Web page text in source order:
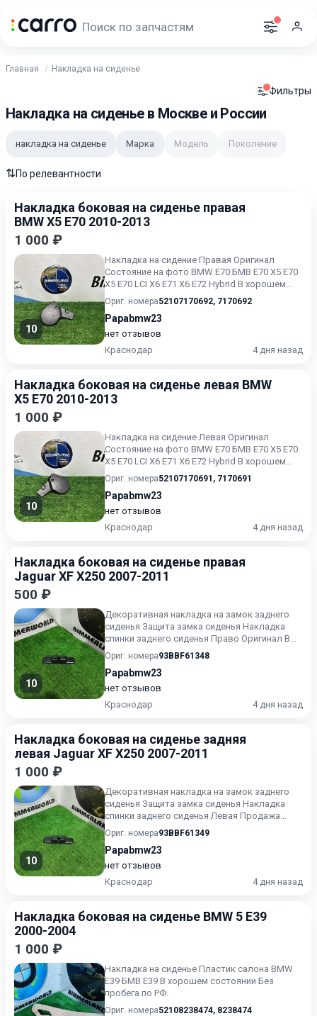
Главная Накладка на сиденье
Фильтры
Накладка на сиденье в Москве и России
накладка на сиденье Марка Модель Поколение
⇅По релевантности
Накладка боковая на сиденье правая
BMW X5 E70 2010-2013
1 000 ₽
10
Накладка на сидение Правая Оригинал
Состояние на фото BMW E70 БМВ Е70 X5 E70
X5 E70 LCI X6 E71 X6 E72 Hybrid В хорошем
состоянии Без пробега...
Ориг. номера52107170692, 7170692
Papabmw23
нет отзывов
Краснодар
4 дня назад
Накладка боковая на сиденье левая BMW
X5 E70 2010-2013
1 000 ₽
10
Накладка на сидение Левая Оригинал
Состояние на фото BMW E70 БМВ Е70 X5 E70
X5 E70 LCI X6 E71 X6 E72 Hybrid В хорошем
состоянии Без пробега...
Ориг. номера52107170691 , 7170691
Papabmw23
нет отзывов
Краснодар
4 дня назад
Накладка боковая на сиденье правая
Jaguar XF X250 2007-2011
500 ₽
10
Декоративная накладка на замок заднего
сиденья Защита замка сиденья Накладка
спинки заднего сиденья Право Оригинал В
хорошем состоянии Без п...
Ориг. номера93BBF61348
Papabmw23
нет отзывов
Краснодар
4 дня назад
Накладка боковая на сиденье задняя
левая Jaguar XF X250 2007-2011
1 000 ₽
10
Декоративная накладка на замок заднего
сиденья Защита замка сиденья Накладка
спинки заднего сиденья Левая Продажа
комплектом Оригинал Хороше...
Ориг. номера93BBF61349
Papabmw23
нет отзывов
Краснодар
4 дня назад
Накладка боковая на сиденье BMW 5 E39
2000-2004
1 000 ₽
Накладка на сиденье Пластик салона BMW
E39 БМВ Е39 В хорошем состоянии Без
пробега по РФ.
Ориг. номера52108238474, 8238474